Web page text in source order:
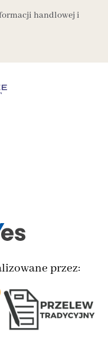
handlowej i
przez: